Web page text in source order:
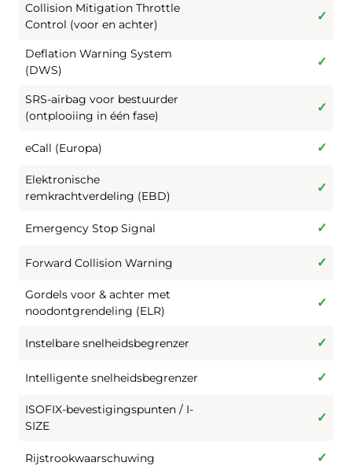
Collision Mitigation Throttle
Control (voor en achter)
Deflation Warning System
(DWS)
SRS-airbag voor bestuurder
(ontplooiing in één fase)
eCall (Europa)
Elektronische
remkrachtverdeling (EBD)
Emergency Stop Signal
Forward Collision Warning
Gordels voor & achter met
noodontgrendeling (ELR)
Instelbare snelheidsbegrenzer
Intelligente snelheidsbegrenzer
ISOFIX-bevestigingspunten / I-
SIZE
Rijstrookwaarschuwing